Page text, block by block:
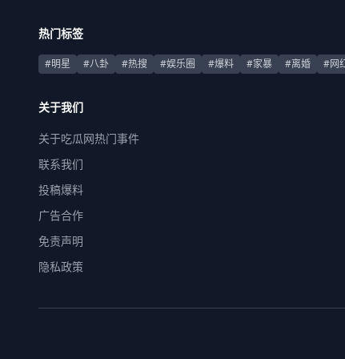
热门标签
#明星 #八卦 #热搜 #娱乐圈 #爆料 #家暴 #离婚 #网
关于我们
关于吃瓜网热门事件
联系我们
投稿爆料
广告合作
免责声明
隐私政策